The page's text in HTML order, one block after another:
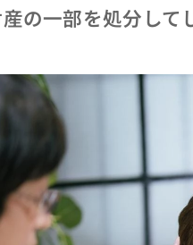
の一部を処分して